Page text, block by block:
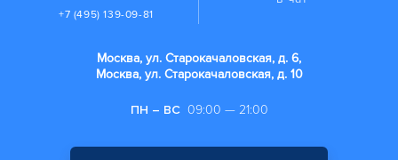
+7 (495) 139-09-81
Москва, ул. Старокачаловская, д. 6,
Москва, ул. Старокачаловская, д. 10
ПН – ВС 09:00 — 21:00